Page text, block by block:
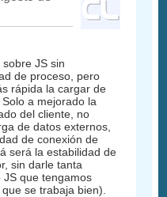
JS sin
de proceso, pero
rápida la cargar de
a mejorado la
del cliente, no
de datos externos,
de conexión de
será la estabilidad de
sin darle tanta
JS que tengamos
se trabaja bien).